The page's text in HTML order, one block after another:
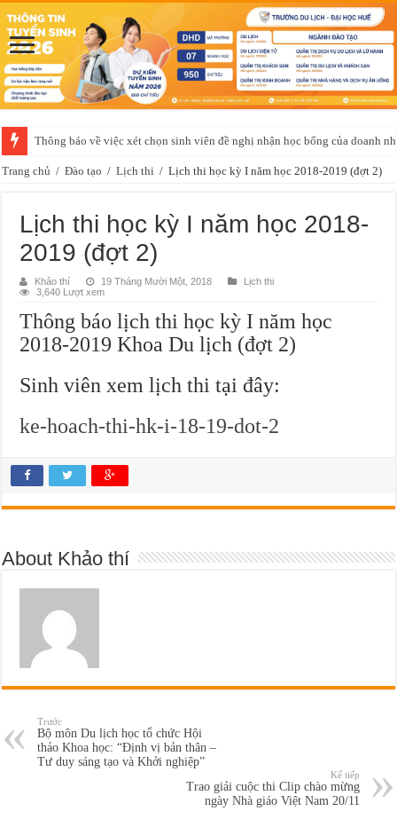
Thông báo về việc xét chọn sinh viên đề nghị nhận học bổng của doanh
Trang chủ / Đào tạo / Lịch thi / Lịch thi học kỳ I năm học 2018-2019 (đợt 2)
Lịch thi học kỳ I năm học 2018-
2019 (đợt 2)
Khảo thí 19 Tháng Mười Một, 2018
Lịch thi
3,640 Lượt xem
Thông báo lịch thi học kỳ I năm học
2018-2019 Khoa Du lịch (đợt 2)
Sinh viên xem lịch thi tại đây:
ke-hoach-thi-hk-i-18-19-dot-2
About Khảo thí
Trước
Bộ môn Du lịch học tổ chức Hội
thảo Khoa học: “Định vị bản thân –
Tư duy sáng tạo và Khởi nghiệp”
Kế tiếp
Trao giải cuộc thi Clip chào mừng
ngày Nhà giáo Việt Nam 20/11